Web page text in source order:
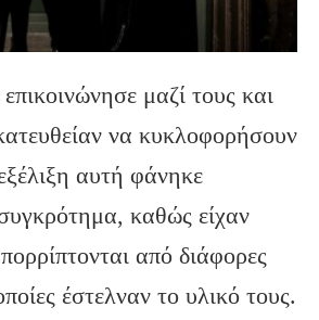
επικοινώνησε μαζί τους και
να κυκλοφορήσουν
αυτή φάνηκε
καθώς είχαν
από διάφορες
έστελναν το υλικό τους.